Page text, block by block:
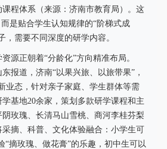
程体系（来源：济南市教育局）。这
是贴合学生认知规律的“阶梯式成
需要不同深度的研学内容。
源正朝着“分龄化”方向精准布局。
报道，济南“以果兴旅、以旅带果”，
业态，针对亲子家庭、学生群体等需
基地20余家，策划多款研学课程和主
玫瑰、长清马山雪桃、商河李桂芬梨
摘、科普、文化体验融合：小学生可
“摘玫瑰、做花膏”的乐趣，初中生可以